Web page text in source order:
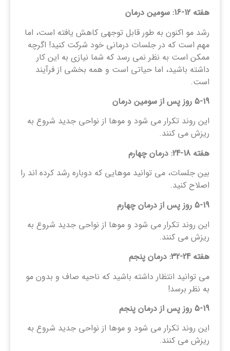
هفته 12-16: سومین درمان
رشد مو اکنون به طور قابل توجهی کاهش یافته است، اما
مهم است که در جلسات درمانی خود شرکت کنید! اگرچه
ممکن است به نظر نمی رسد که شما نیازی به این کار
داشته باشید، اما حیاتی است و همه بخشی از فرآیند
است.
5-19 روز پس از سومین درمان
این روند تکرار می شود و موها از نواحی جدید شروع به
ریزش می کنند.
هفته 18-24: درمان چهارم
بین جلسات، می ‌توانید موهایی که دوباره رشد کرده ‌اند را
اصلاح کنید.
5-19 روز پس از درمان چهارم
این روند تکرار می شود و موها از نواحی جدید شروع به
ریزش می کنند.
هفته 24-32: درمان پنجم
می توانید انتظار داشته باشید که ناحیه صاف و بدون مو
به نظر برسد!
5-19 روز پس از درمان پنجم
این روند تکرار می شود و موها از نواحی جدید شروع به
ریزش می کنند.